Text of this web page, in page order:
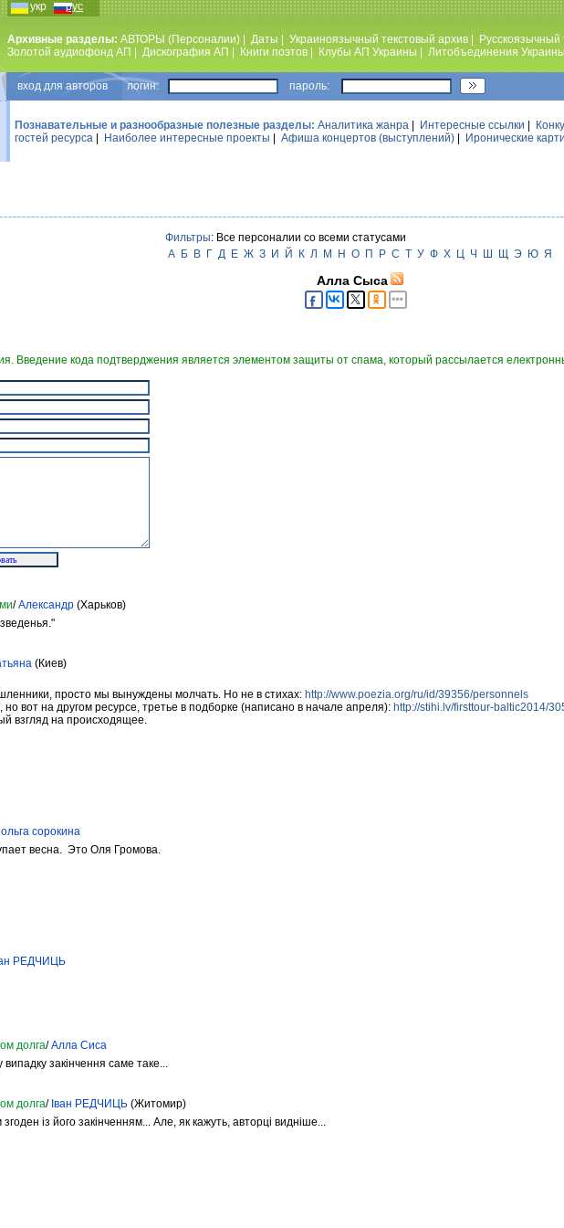
укр рус
Архивные разделы: АВТОРЫ (Персоналии) Даты Украиноязычный текстовый архив Русскоязычный
Золотой аудиофонд АП
Дискография АП Книги поэтов Клубы АП Украины Литобъединения Украины
вход для авторов логин: пароль:
Познавательные и разнообразные полезные разделы: Аналитика жанра Интересные ссылки
гостей ресурса
Наиболее интересные проекты Афиша концертов (выступлений) Иронические
Фильтры: Все персоналии со всеми статусами
А
Б В Г Д Е Ж З И Й К Л М Н О П Р С Т У Ф Х Ц Ч Ш Щ Э Ю Я
Алла Сыса
Введение кода подтверджения является элементом защиты от спама, который рассылается
/Александр (Харьков)
(Киев)
просто мы вынуждены молчать. Но не в стихах: http://www.poezia.org/ru/id/39356/personnels
но вот на другом ресурсе, третье в подборке (написано в начале апреля): http://stihi.lv/firsttour-baltic2014/
взгляд на происходящее.
ольга сорокина
весна. Это Оля Громова.
РЕДЧИЦЬ
долга/Алла Сиса
закінчення саме таке...
долга/ Іван РЕДЧИЦЬ (Житомир)
із його закінченням... Але, як кажуть, авторці видніше...